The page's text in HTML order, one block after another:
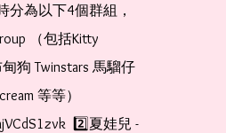
分為以下4個群組，
（包括Kitty
甸狗 Twinstars 馬騮仔
等等）
2️⃣夏娃兒 -